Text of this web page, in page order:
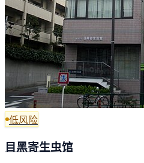
低风险
目黑寄生虫馆